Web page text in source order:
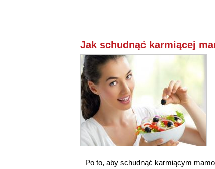
Jak schudnąć karmiącej
Po to, aby schudnąć karmiącym